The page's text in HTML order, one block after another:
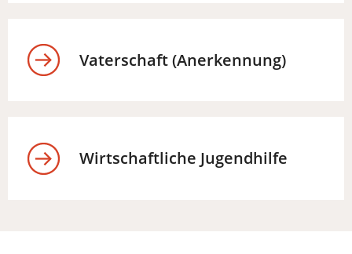
Vaterschaft (Anerkennung)
Wirtschaftliche Jugendhilfe